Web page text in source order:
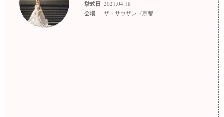
挙式日 2021.04.18
会場 ザ・サウザンド京都